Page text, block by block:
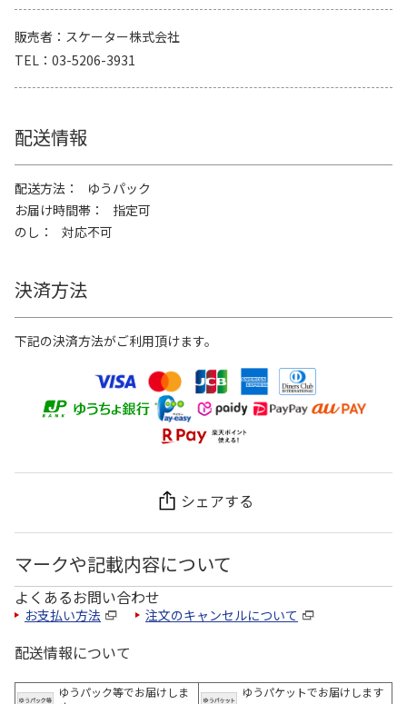
販売者
スケーター株式会社
TEL
03-5206-3931
配送情報
配送方法
ゆうパック
お届け時間帯
指定可
のし
対応不可
決済方法
下記の決済方法がご利用頂けます。
シェアする
マークや記載内容について
よくあるお問い合わせ
お支払い方法 注文のキャンセルについて
配送情報について
ゆうパック等でお届けしま
ゆうパケットでお届けします